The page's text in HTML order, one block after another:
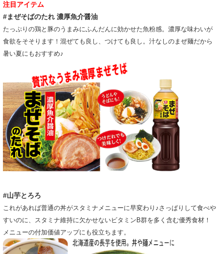
注目アイテム
#まぜそばのたれ 濃厚魚介醤油
たっぷりの鶏と豚のうまみにふんだんに効かせた魚粉感。濃厚な味わいが
食欲をそそります！混ぜても良し、つけても良し。汁なしのまぜ麺だから
暑い夏にもおすすめ♪
#山芋とろろ
これがあれば普通の丼がスタミナメニューに早変わり♪さっぱりして食べや
すいのに、スタミナ維持に欠かせないビタミンB群を多く含む優秀食材！
メニューの付加価値アップにも役立ちます。